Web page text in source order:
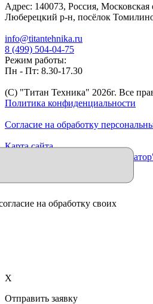
Адрес: 140073, Россия, Московская
Люберецкий р-н, посёлок
info@titantehnika.ru
8 (499) 504-04-75
Режим работы:
Пн - Пт: 8.30-17.30
(C) "Титан Техника" 2026г. Все
Политика конфиденциальности
Согласие на обработку
Карта сайта
Продвижение сайта
на обработку своих
X
Отправить заявку